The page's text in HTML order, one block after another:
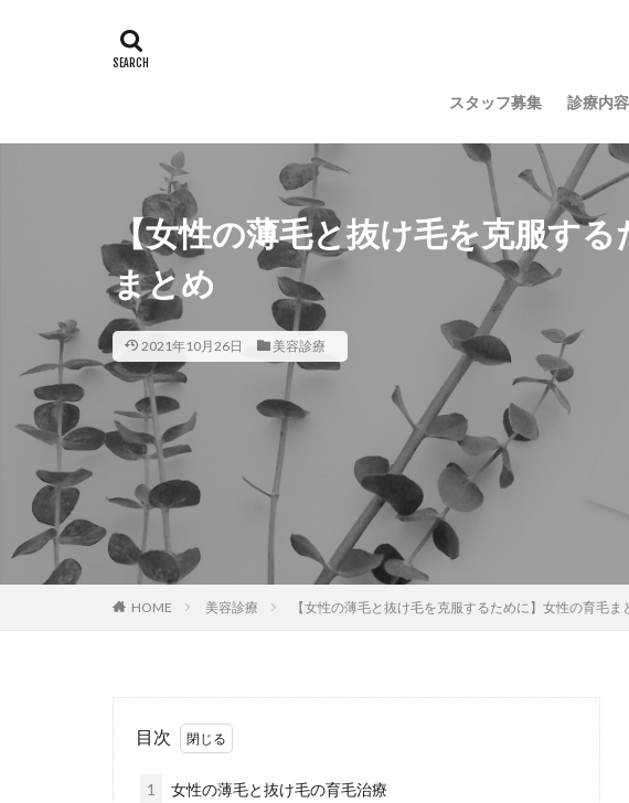
スタッフ募集 診療内容
院長・
医療コ
初めて
頭痛外
使い方
痛み・
めまい
もの忘
高血圧
橋
健康診
自動車
【女性の薄毛と抜け毛を克服す
まとめ
2021年10月26日 美容診療
HOME 美容診療 【女性の薄毛と抜け毛を克服するために】女性の育毛ま
目次
1 女性の薄毛と抜け毛の育毛治療